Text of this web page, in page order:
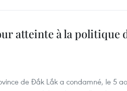
atteinte à la politique
de Đắk Lắk a condamné, le 5